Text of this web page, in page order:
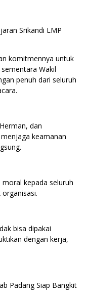
Srikandi LMP
komitmennya untuk
Wakil
penuh dari seluruh
dan
keamanan
kepada seluruh
bisa dipakai
dengan kerja,
Padang Siap Bangkit